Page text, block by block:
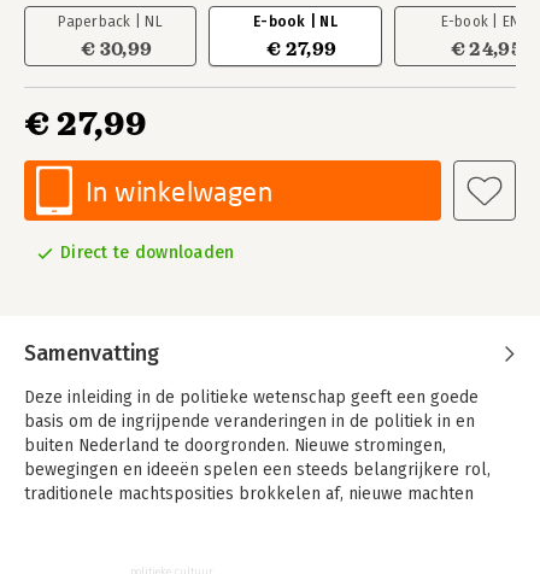
Paperback | NL
€ 30,99
E-book | NL
€ 27,99
E-book | EN
€ 24,95
€ 27,99
In winkelwagen
Direct te downloaden
Samenvatting
Deze inleiding in de politieke wetenschap geeft een goede
basis om de ingrijpende veranderingen in de politiek in en
buiten Nederland te doorgronden. Nieuwe stromingen,
bewegingen en ideeën spelen een steeds belangrijkere rol,
traditionele machtsposities brokkelen af, nieuwe machten
theorieën aan te passen in het licht van de nieuwste